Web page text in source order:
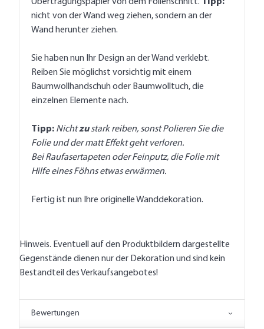
Übertragungspapier von dem Folienschnitt. Tipp:
nicht von der Wand weg ziehen, sondern an der
Wand herunter ziehen.
Sie haben nun Ihr Design an der Wand verklebt.
Reiben Sie möglichst vorsichtig mit einem
Baumwollhandschuh oder Baumwolltuch, die
einzelnen Elemente nach.
Tipp: Nichtzustark reiben, sonst Polieren Sie die
Folie und der matt Effekt geht verloren.
Bei Raufasertapeten oder Feinputz, die Folie mit
Hilfe eines Föhns etwas erwärmen.
Fertig ist nun Ihre originelle Wanddekoration.
Hinweis. Eventuell auf den Produktbildern dargestellte
Gegenstände dienen nur der Dekoration und sind kein
Bestandteil des Verkaufsangebotes!
Bewertungen